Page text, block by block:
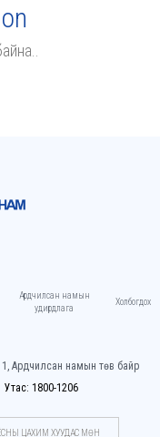
Ардчилсан намын
удирдлага
Холбогдох
- 1, Ардчилсан намын төв байр
Утас: 1800-1206
ЦАХИМ ХУУДАC МӨН